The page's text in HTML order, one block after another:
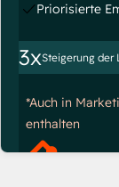
Priorisierte
3xSteigerung der
*Auch in
enthalten